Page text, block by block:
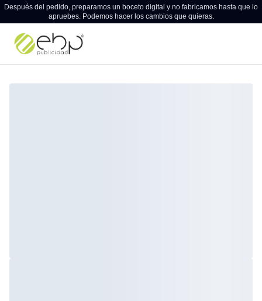
Después del pedido, preparamos un boceto digital y no fabricamos hasta que lo
apruebes. Podemos hacer los cambios que quieras.